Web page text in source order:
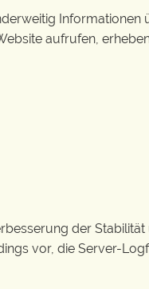
Informationen
aufrufen,
der
vor, die Server-